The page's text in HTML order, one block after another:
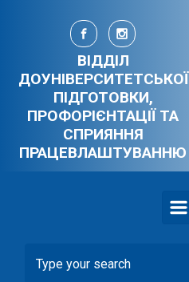
Skip to main content
ВІДДІЛ
ДОУНІВЕРСИТЕТСЬКОЇ
ПІДГОТОВКИ,
ПРОФОРІЄНТАЦІЇ ТА
СПРИЯННЯ
ПРАЦЕВЛАШТУВАННЮ